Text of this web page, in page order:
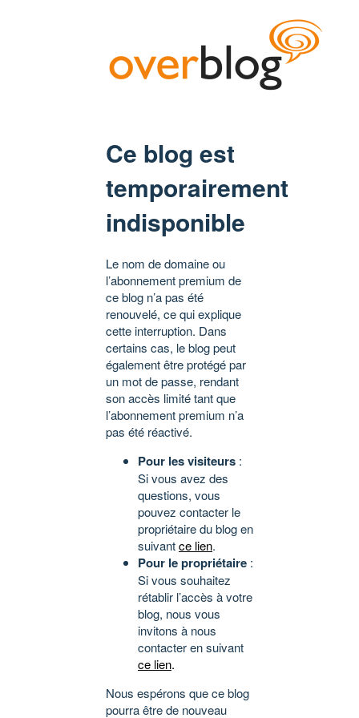
Ce blog est
temporairement
indisponible
Le nom de domaine ou
l’abonnement premium de
ce blog n’a pas été
renouvelé, ce qui explique
cette interruption. Dans
certains cas, le blog peut
également être protégé par
un mot de passe, rendant
son accès limité tant que
l’abonnement premium n’a
pas été réactivé.
Pour les visiteurs :
Si vous avez des
questions, vous
pouvez contacter le
propriétaire du blog en
suivantce lien.
Pour le propriétaire :
Si vous souhaitez
rétablir l’accès à votre
blog, nous vous
invitons à nous
contacter en suivant
ce lien.
Nous espérons que ce blog
pourra être de nouveau